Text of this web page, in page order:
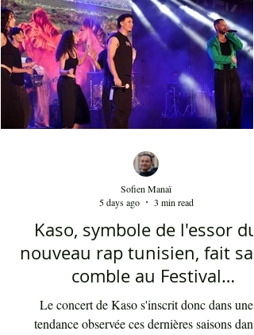
Mahbouli e
Kaso, symbole de l'essor du
nouveau rap tunisien, fait
comble au Festival
international de Sfax - Par
Sofien Manaï
Le concert de Kaso s'inscrit donc dans une
tendance observée ces dernières saisons dans
Sofien Manaï
5 days ago
3 min read